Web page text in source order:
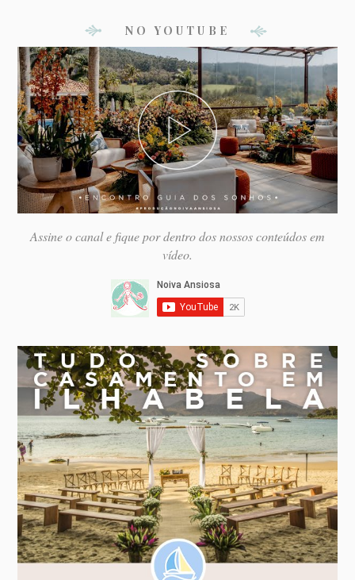
NO YOUTUBE
Assine o canal e fique por dentro dos nossos conteúdos em
vídeo.